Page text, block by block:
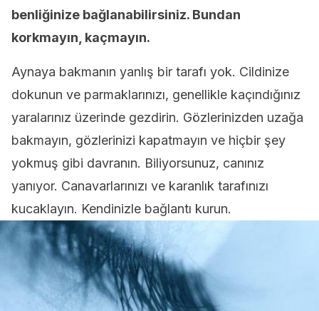
benliğinize bağlanabilirsiniz. Bundan
korkmayın, kaçmayın.
Aynaya bakmanın yanlış bir tarafı yok. Cildinize
dokunun ve parmaklarınızı, genellikle kaçındığınız
yaralarınız üzerinde gezdirin. Gözlerinizden uzağa
bakmayın, gözlerinizi kapatmayın ve hiçbir şey
yokmuş gibi davranın. Biliyorsunuz, canınız
yanıyor. Canavarlarınızı ve karanlık tarafınızı
kucaklayın. Kendinizle bağlantı kurun.